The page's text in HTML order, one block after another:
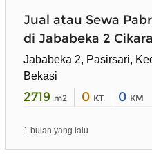
Jual atau Sewa
di Jababeka 2
Jababeka 2, Pasirsari,
Bekasi
2719 m2 0 KT 0 KM
1 bulan yang lalu